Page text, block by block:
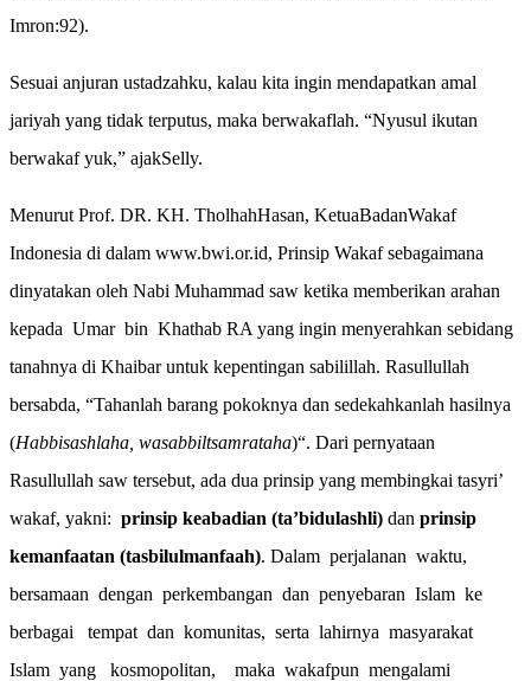
Imron:92).
Sesuai anjuran ustadzahku, kalau kita ingin mendapatkan amal
jariyah yang tidak terputus, maka berwakaflah. “Nyusul ikutan
berwakaf yuk,” ajakSelly.
Menurut Prof. DR. KH. TholhahHasan, KetuaBadanWakaf
Indonesia di dalam www.bwi.or.id, Prinsip Wakaf sebagaimana
dinyatakan oleh Nabi Muhammad saw ketika memberikan arahan
kepada Umar bin Khathab RA yang ingin menyerahkan sebidang
tanahnya di Khaibar untuk kepentingan sabilillah. Rasullullah
bersabda, “Tahanlah barang pokoknya dan sedekahkanlah hasilnya
(Habbisashlaha, wasabbiltsamrataha)“. Dari pernyataan
Rasullullah saw tersebut, ada dua prinsip yang membingkai tasyri’
wakaf, yakni: prinsip keabadian (ta’bidulashli) dan prinsip
kemanfaatan (tasbilulmanfaah). Dalam perjalanan waktu,
bersamaan dengan perkembangan dan penyebaran Islam ke
berbagai
tempat dan komunitas, serta lahirnya masyarakat
Islam yang kosmopolitan, maka wakafpun mengalami